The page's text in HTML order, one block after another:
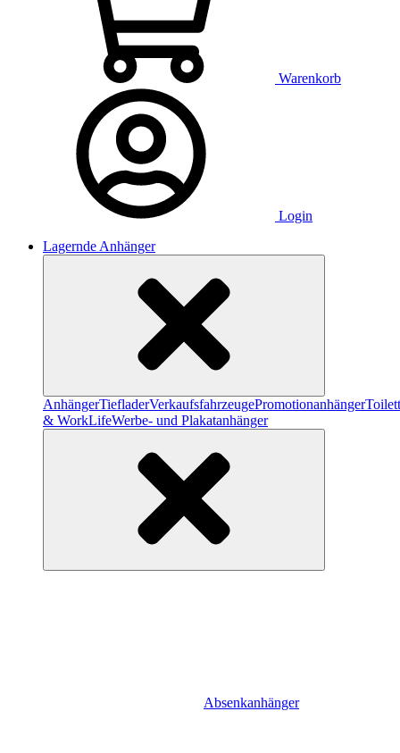
Warenkorb
Login
Lagernde Anhänger
AnhängerTiefladerVerkaufsfahrzeugePromotionanhänger
& WorkLifeWerbe- und Plakatanhänger
Absenkanhänger